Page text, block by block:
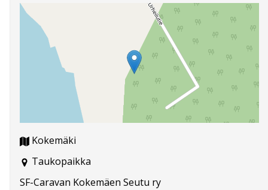
Kokemäki
Taukopaikka
SF-Caravan Kokemäen Seutu ry